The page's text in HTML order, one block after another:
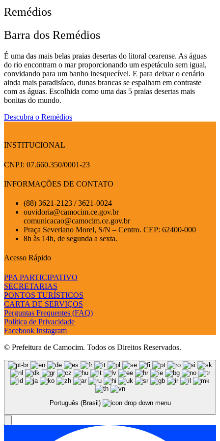
Remédios
Barra dos Remédios
É uma das mais belas praias desertas do litoral cearense. As águas
do rio encontram o mar proporcionando um espetáculo sem igual,
convidando para um banho inesquecível. E para deixar o cenário
ainda mais paradisíaco, dunas brancas se espalham em contraste
com as águas. Escolhida como uma das 5 praias desertas mais
bonitas do mundo.
Descubra o Remédios
INSTITUCIONAL
CNPJ: 07.660.350/0001-23
INFORMAÇÕES DE CONTATO
(88) 3621-2123 / 3621-0024
ouvidoria@camocim.ce.gov.br
comunicacao@camocim.ce.gov.br
Praça Severiano Morel, S/N – Centro. CEP: 62400-000
8h às 14h, de segunda a sexta.
Acesso Rápido
PPA PARTICIPATIVO
SECRETARIAS
PONTOS TURÍSTICOS
CARTA DE SERVIÇOS
Perguntas Frequentes (FAQ)
Política de Privacidade
Facebook Instagram
© Prefeitura de Camocim. Todos os Direitos Reservados.
Português (Brasil)